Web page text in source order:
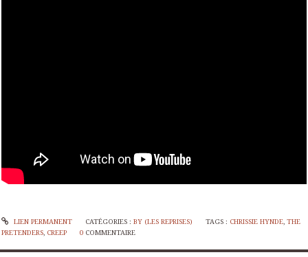
LIEN PERMANENT CATÉGORIES : BY (LES REPRISES) TAGS : CHRISSIE HYNDE,THE
PRETENDERS, CREEP 0 COMMENTAIRE